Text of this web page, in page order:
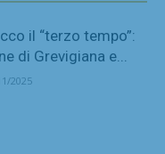
il “terzo tempo”:
di Grevigiana e...
2025